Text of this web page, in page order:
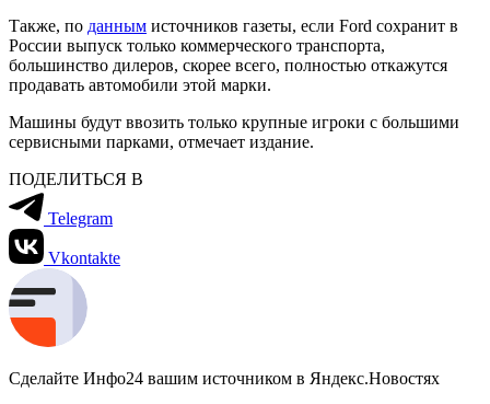
Также, по данным источников газеты, если Ford сохранит в
России выпуск только коммерческого транспорта,
большинство дилеров, скорее всего, полностью откажутся
продавать автомобили этой марки.
Машины будут ввозить только крупные игроки с большими
сервисными парками, отмечает издание.
ПОДЕЛИТЬСЯ В
Telegram
Vkontakte
Сделайте Инфо24 вашим источником в Яндекс.Новостях